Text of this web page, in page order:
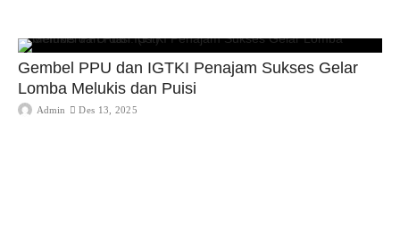
Gembel PPU dan IGTKI Penajam Sukses Gelar
Lomba Melukis dan Puisi
Admin Des 13, 2025